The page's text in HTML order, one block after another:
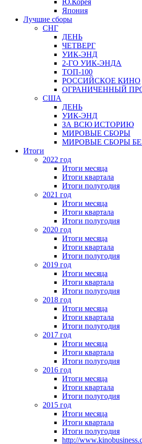
Япония
Лучшие сборы
СНГ
ДЕНЬ
ЧЕТВЕРГ
УИК-ЭНД
2-ГО УИК-ЭНДА
ТОП-100
РОССИЙСКОЕ КИНО
ОГРАНИЧЕННЫЙ
США
ДЕНЬ
УИК-ЭНД
ЗА ВСЮ ИСТОРИЮ
МИРОВЫЕ СБОРЫ
МИРОВЫЕ СБОРЫ
Итоги
2022 год
Итоги месяца
Итоги квартала
Итоги полугодия
2021 год
Итоги месяца
Итоги квартала
Итоги полугодия
2020 год
Итоги месяца
Итоги квартала
Итоги полугодия
2019 год
Итоги месяца
Итоги квартала
Итоги полугодия
2018 год
Итоги месяца
Итоги квартала
Итоги полугодия
2017 год
Итоги месяца
Итоги квартала
Итоги полугодия
2016 год
Итоги месяца
Итоги квартала
Итоги полугодия
2015 год
Итоги месяца
Итоги квартала
Итоги полугодия
http://